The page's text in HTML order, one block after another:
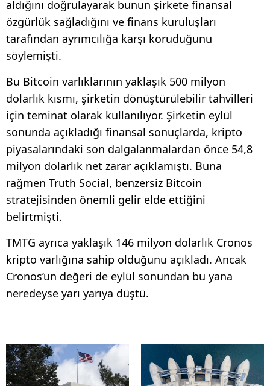
aldığını doğrulayarak bunun şirkete finansal
özgürlük sağladığını ve finans kuruluşları
tarafından ayrımcılığa karşı koruduğunu
söylemişti.
Bu Bitcoin varlıklarının yaklaşık 500 milyon
dolarlık kısmı, şirketin dönüştürülebilir tahvilleri
için teminat olarak kullanılıyor. Şirketin eylül
sonunda açıkladığı finansal sonuçlarda, kripto
piyasalarındaki son dalgalanmalardan önce 54,8
milyon dolarlık net zarar açıklamıştı. Buna
rağmen Truth Social, benzersiz Bitcoin
stratejisinden önemli gelir elde ettiğini
belirtmişti.
TMTG ayrıca yaklaşık 146 milyon dolarlık Cronos
kripto varlığına sahip olduğunu açıkladı. Ancak
Cronos’un değeri de eylül sonundan bu yana
neredeyse yarı yarıya düştü.